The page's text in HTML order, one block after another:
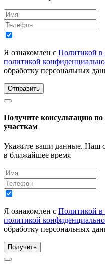
Я ознакомлен с Политикой в
политикой
обработку персональных
Отправить
Получите консультацию
участкам
Укажите ваши данные. Наш
в ближайшее время
Я ознакомлен с Политикой в
политикой
обработку персональных
Получить